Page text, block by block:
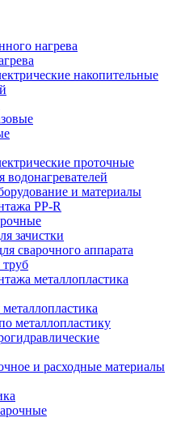
нагрева
накопительные
проточные
и материалы
PP-R
зачистки
сварочного аппарата
металлопластика
металлопластику
и расходные материалы